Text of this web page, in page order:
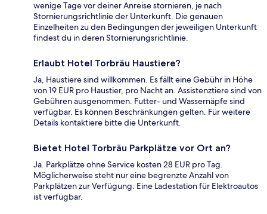
wenige Tage vor deiner Anreise stornieren, je nach
Stornierungsrichtlinie der Unterkunft. Die genauen
Einzelheiten zu den Bedingungen der jeweiligen Unterkunft
findest du in deren Stornierungsrichtlinie.
Erlaubt Hotel Torbräu Haustiere?
Ja, Haustiere sind willkommen. Es fällt eine Gebühr in Höhe
von 19 EUR pro Haustier, pro Nacht an. Assistenztiere sind von
Gebühren ausgenommen. Futter- und Wassernäpfe sind
verfügbar. Es können Beschränkungen gelten. Für weitere
Details kontaktiere bitte die Unterkunft.
Bietet Hotel Torbräu Parkplätze vor Ort an?
Ja. Parkplätze ohne Service kosten 28 EUR pro Tag.
Möglicherweise steht nur eine begrenzte Anzahl von
Parkplätzen zur Verfügung. Eine Ladestation für Elektroautos
ist verfügbar.